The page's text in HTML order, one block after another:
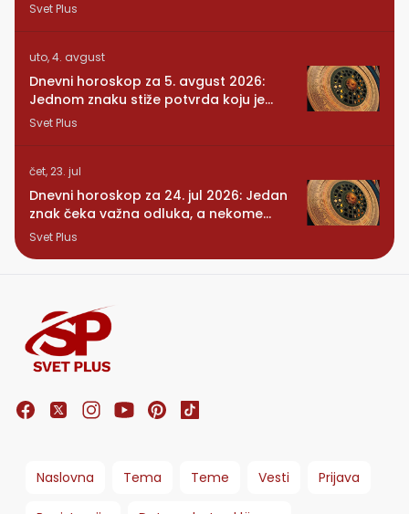
Svet Plus
uto, 4. avgust
Dnevni horoskop za 5. avgust 2026:
Jednom znaku stiže potvrda koju je
dugo čekao
Svet Plus
čet, 23. jul
Dnevni horoskop za 24. jul 2026: Jedan
znak čeka važna odluka, a nekome
stiže iznenađenje
Svet Plus
Naslovna Tema Teme Vesti Prijava